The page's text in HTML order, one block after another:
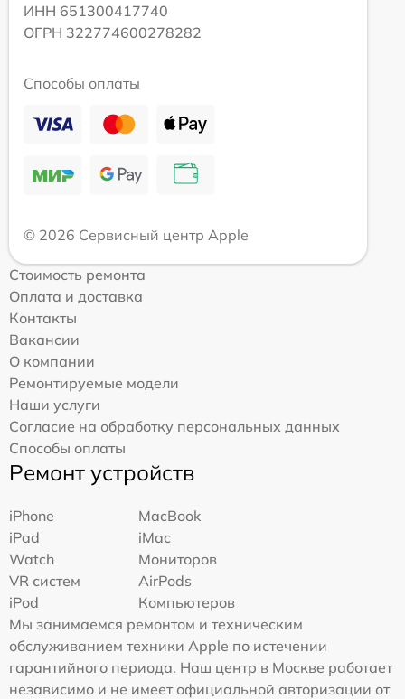
ИНН 651300417740
ОГРН 322774600278282
Способы оплаты
© 2026 Сервисный центр Apple
Стоимость ремонта
Оплата и доставка
Контакты
Вакансии
О компании
Ремонтируемые модели
Наши услуги
Согласие на обработку персональных данных
Способы оплаты
Ремонт устройств
iPhone
MacBook
iPad
iMac
Watch
Мониторов
VR систем
AirPods
iPod
Компьютеров
Мы занимаемся ремонтом и техническим
обслуживанием техники Apple по истечении
гарантийного периода. Наш центр в Москве работает
независимо и не имеет официальной авторизации от